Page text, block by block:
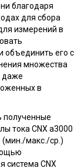
благодаря
для сбора
измерений в
объединить его с
множества
даже
в
полученные
тока CNX a3000
(мин./макс./ср.)
система CNX